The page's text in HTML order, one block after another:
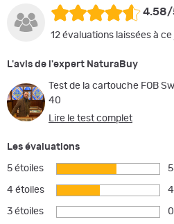
4.58/
12 évaluations laissées à
L'avis de l'expert NaturaBuy
Test de la cartouche FOB
40
Lire le test complet
Les évaluations
5 étoiles
4 étoiles
3 étoiles